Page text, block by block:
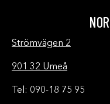
Strömvägen 2
901 32 Umeå
Tel: 090-18 75 95